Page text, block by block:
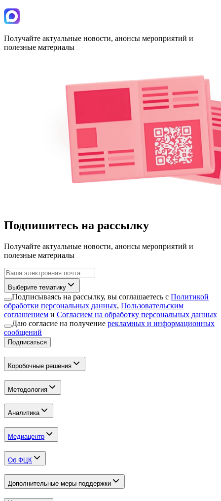
Получайте актуальные новости, анонсы мероприятий и
полезные материалы
Подпишитесь на рассылку
Получайте актуальные новости, анонсы мероприятий и
полезные материалы
Выберите тематику
Подписываясь на рассылку, вы соглашаетесь с Политикой
обработки персональных данных, Пользовательским
соглашением и Согласием на обработку персональных данных
Даю согласие на получение рекламных и информационных
сообщений
Подписаться
Коробочные решения
Методология
Аналитика
Медиацентр
Об ФЦК
Дополнительные меры поддержки